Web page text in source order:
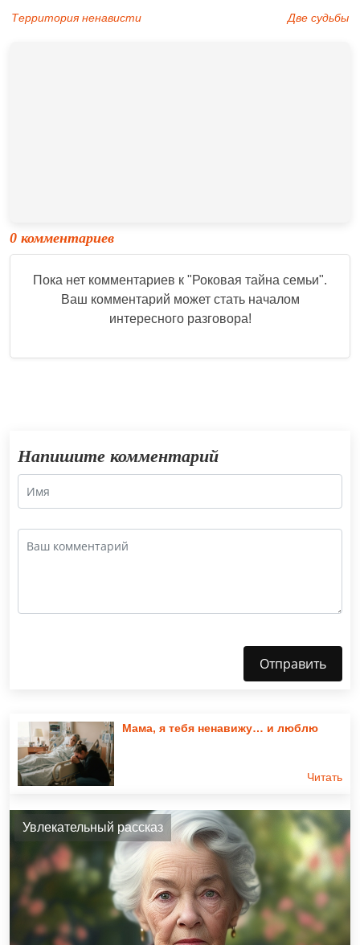
Территория ненависти Две судьбы
0 комментариев
Пока нет комментариев к "Роковая тайна семьи".
Ваш комментарий может стать началом
интересного разговора!
Напишите комментарий
Отправить
Мама, я тебя ненавижу… и люблю
Читать
Увлекательный рассказ